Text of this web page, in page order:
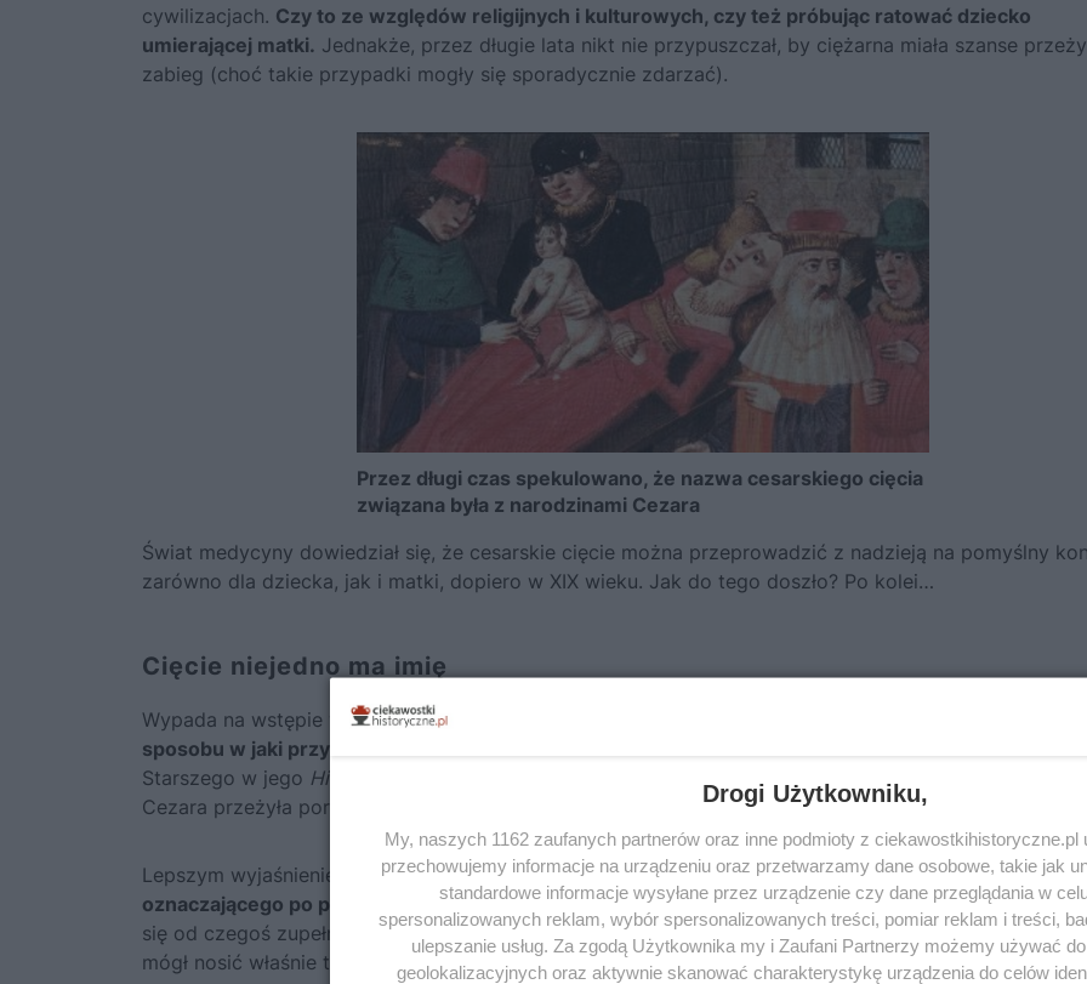
cywilizacjach. Czy to ze względów religijnych i kulturowych, czy też próbując ratować dziecko
umierającej matki. Jednakże, przez długie lata nikt nie przypuszczał, by ciężarna miała szanse
zabieg (choć takie przypadki mogły się sporadycznie zdarzać).
Przez długi czas spekulowano, że nazwa cesarskiego cięcia
związana była z narodzinami Cezara
Świat medycyny dowiedział się, że cesarskie cięcie można przeprowadzić z nadzieją na pomyślny
zarówno dla dziecka, jak i matki, dopiero w XIX wieku. Jak do tego doszło? Po kolei…
Cięcie niejedno ma imię
Wypada na wstępie wyjaśnić problematyczną kwestię nazwy.
sposobu w jaki przyszedł na świat Juliusz Cezar.
Starszego w jego Historia Naturalis
, jednakże zdaniem naukowców wydaje się mało prawdopodobna.
Cezara przeżyła poród, co było wówczas niemalże niemożliwe.
Lepszym wyjaśnieniem pochodzenia słowa„cesarskie” jest zmieniona forma łacińskiego słowa
oznaczającego po prostu cięcie.Tymczasem, pochodzenie imienia Cezar (Caesar) prawdopodobnie
się od czegoś zupełnie innego: słowacesaries, oznaczającego długie włosy. Jeden z przodków
mógł nosić właśnie taką fryzurę.
Drogi Użytkowniku,
My, naszych 1162 zaufanych partnerów oraz inne podmioty z ciekawostkihistoryczne.pl
przechowujemy informacje na urządzeniu oraz przetwarzamy dane osobowe, takie jak
standardowe informacje wysyłane przez urządzenie czy dane przeglądania w
spersonalizowanych reklam, wybór spersonalizowanych treści, pomiar reklam i treści,
ulepszanie usług. Za zgodą Użytkownika my i Zaufani Partnerzy możemy używać
geolokalizacyjnych oraz aktywnie skanować charakterystykę urządzenia do celów